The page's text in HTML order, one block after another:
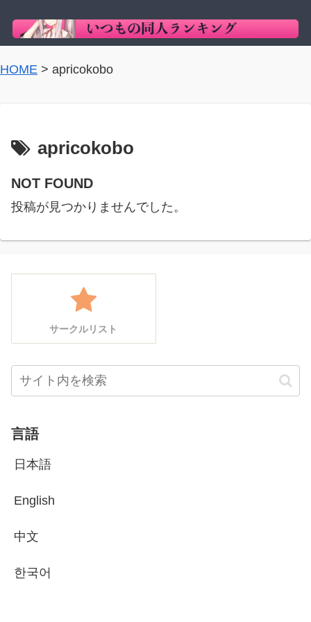
HOME > apricokobo
apricokobo
NOT FOUND
投稿が見つかりませんでした。
サークルリスト
言語
日本語
English
中文
한국어